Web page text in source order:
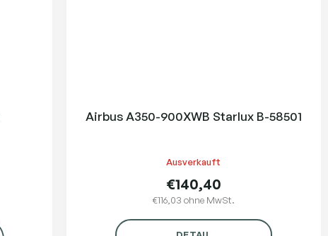
Airbus A350-900XWB Starlux B-58501
Ausverkauft
€116,03 ohne MwSt.
€140,40